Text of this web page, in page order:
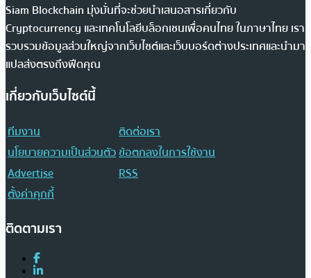
Siam Blockchain มุ่งมั่นที่จะช่วยนำเสนอสารเกี่ยวกับ
Cryptocurrency และเทคโนโลยีบล็อกเชนเพื่อคนไทย ในภาษาไทย เรา
รวบรวมข้อมูลส่วนใหญ่จากเว็บไซต์และเว็บบอร์ดต่างประเทศและนำมา
แปลส่งตรงถึงฟีดคุณ
เกี่ยวกับเว็บไซต์นี้
ทีมงาน
ติดต่อเรา
นโยบายความเป็นส่วนตัวข้อตกลงในการใช้งาน
Advertise
RSS
ตั้งค่าคุกกี้
ติดตามเรา